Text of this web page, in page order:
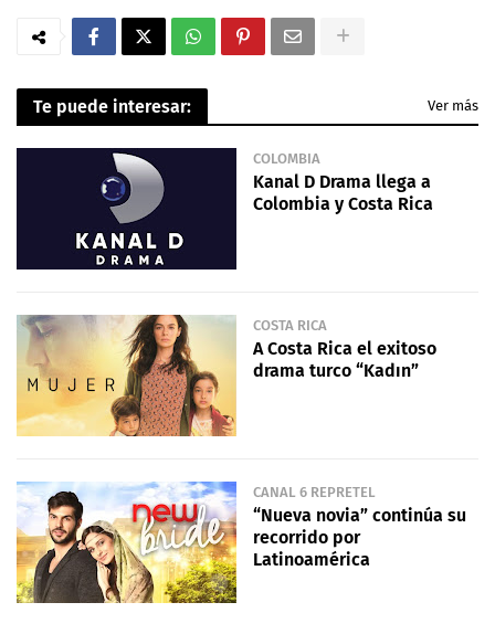
Te puede interesar: Ver más
COLOMBIA
Kanal D Drama llega a
Colombia y Costa Rica
COSTA RICA
A Costa Rica el exitoso
drama turco “Kadın”
CANAL 6 REPRETEL
“Nueva novia” continúa su
recorrido por
Latinoamérica